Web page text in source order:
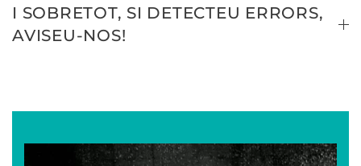
I SOBRETOT, SI DETECTEU ERRORS,
AVISEU-NOS!